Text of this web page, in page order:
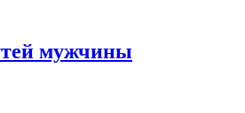
мужчины